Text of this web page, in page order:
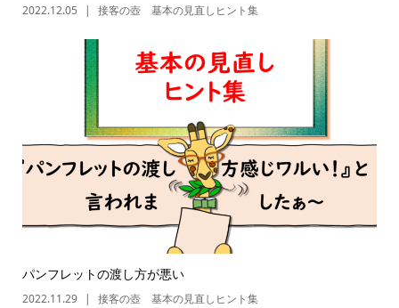
2022.12.05 接客の壺 基本の見直しヒント集
パンフレットの渡し方が悪い
2022.11.29 接客の壺 基本の見直しヒント集